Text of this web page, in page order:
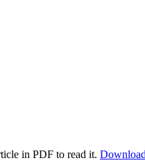
in PDF to read it. Download